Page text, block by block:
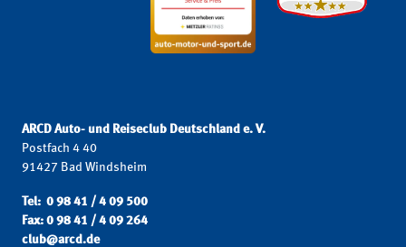
ARCD Auto- und Reiseclub Deutschland e. V.
Postfach 4 40
91427 Bad Windsheim
Tel: 0 98 41 / 4 09 500
Fax: 0 98 41 / 4 09 264
club@arcd.de